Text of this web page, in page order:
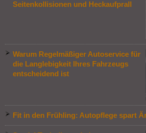
Seitenkollisionen und Heckaufprall
Warum Regelmäßiger Autoservice für
die Langlebigkeit Ihres Fahrzeugs
entscheidend ist
Fit in den Frühling: Autopflege spart